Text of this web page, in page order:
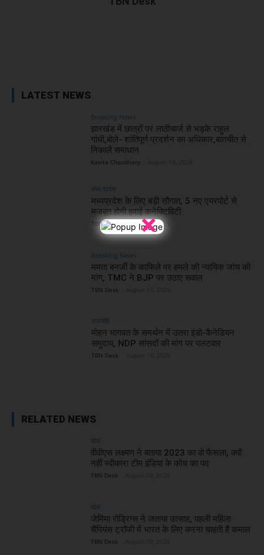
×
LATEST NEWS
Breaking News
झारखंड में छात्रों पर लाठीचार्ज से भड़के राहुल
गांधी,बोले- शांतिपूर्ण प्रदर्शन का अधिकार,बातचीत से
निकालें समाधान
Kavita Choudhary
मध्य प्रदेश
मध्यप्रदेश के लिए बड़ी सौगात, 5 नए एयरपोर्ट से
मजबूत होगी हवाई कनेक्टिविटी
TBN Desk August 10, 2026
Breaking News
ममता बनर्जी के काफिले पर हमले की न्यायिक जांच की
मांग, TMC ने BJP पर उठाए सवाल
TBN Desk
राजनीति
मोहन भागवत के समर्थन में उतरा इंडो-कैनेडियन
समुदाय, NDP सांसदों की मांग पर पलटवार
TBN Desk
RELATED NEWS
खेल
वीवीएस लक्ष्मण ने बताया 2023 का वो फैसला, क्यों
नहीं स्वीकारा टीम इंडिया के कोच का पद
TBN Desk
खेल
जेमिमा रोड्रिग्स ने जताया उत्साह, पहली महिला
चैंपियंस ट्रॉफी में भारत के लिए करना चाहती हैं कमाल
TBN Desk